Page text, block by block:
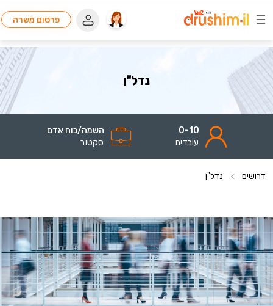
פרסום משרה
נדל"ן
0-10
עובדים
השמה/כוח אדם
סקטור
דרושים > נדל"ן